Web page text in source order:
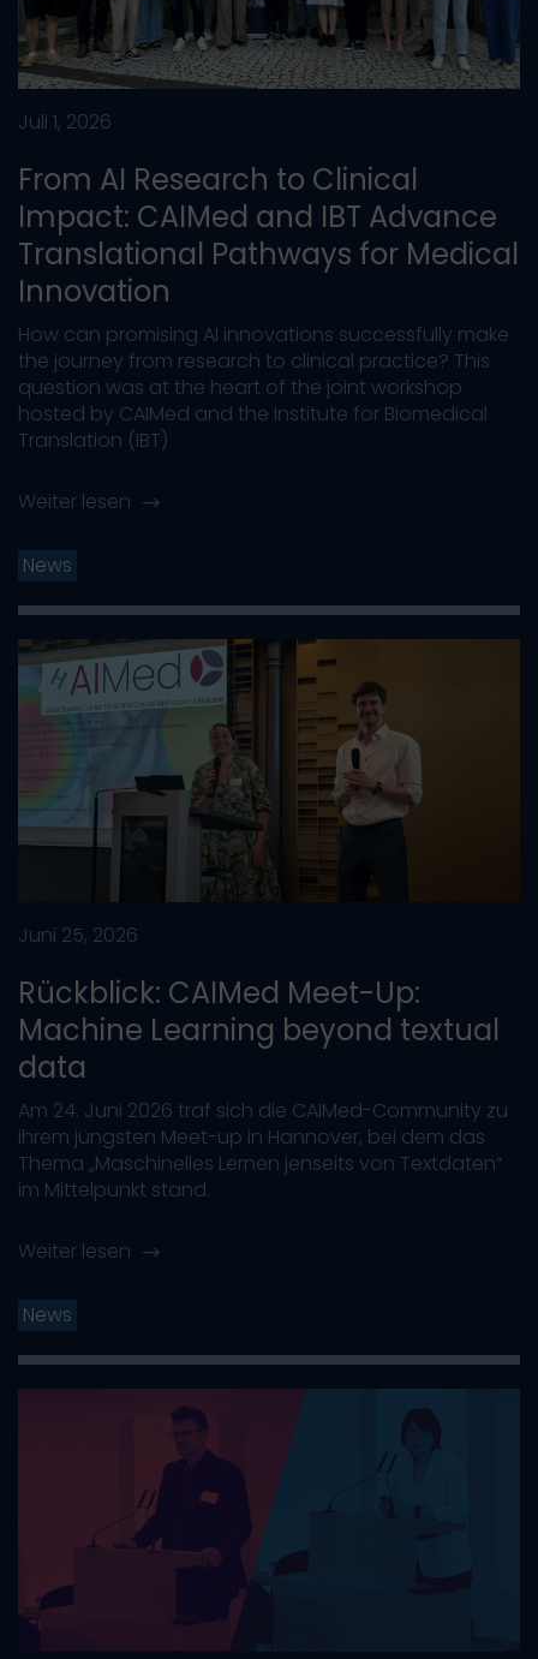
Juli 1, 2026
From AI Research to Clinical
Impact: CAIMed and IBT Advance
Translational Pathways for Medical
Innovation
How can promising AI innovations successfully make
the journey from research to clinical practice? This
question was at the heart of the joint workshop
hosted by CAIMed and the Institute for Biomedical
Translation (IBT)
Weiter lesen
News
Juni 25, 2026
Rückblick: CAIMed Meet-Up:
Machine Learning beyond textual
data
Am 24. Juni 2026 traf sich die CAIMed-Community zu
ihrem jüngsten Meet-up in Hannover, bei dem das
Thema „Maschinelles Lernen jenseits von Textdaten“
im Mittelpunkt stand.
Weiter lesen
News